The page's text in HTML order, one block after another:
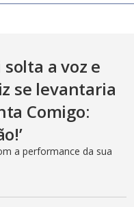
a voz e
se levantaria
Comigo:
a performance da sua